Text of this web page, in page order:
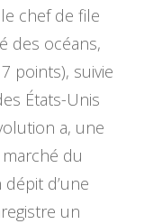
chef de file
des océans,
points), suivie
États-Unis
a, une
du
d’une
un